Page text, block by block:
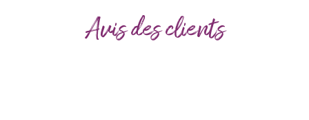
Avis des clients